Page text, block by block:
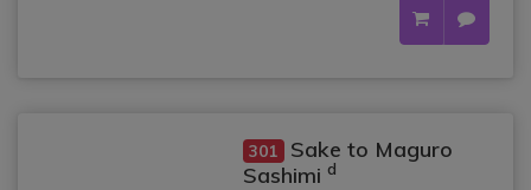
301 Sake to Maguro
Sashimi d